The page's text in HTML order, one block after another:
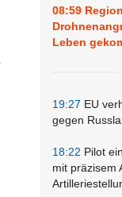
08:59
Leben
19:27 EU
gegen
18:22 Pilot
mit präzisem